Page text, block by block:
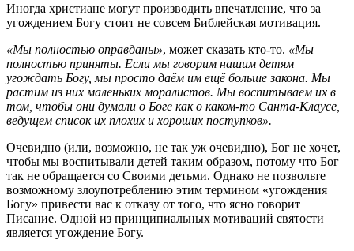
Иногда христиане могут производить впечатление, что за
угождением Богу стоит не совсем Библейская мотивация.
«Мы полностью оправданы», может сказать кто-то. «Мы
полностью приняты. Если мы говорим нашим детям
угождать Богу, мы просто даём им ещё больше закона. Мы
растим из них маленьких моралистов. Мы воспитываем их в
том, чтобы они думали о Боге как о каком-то Санта-Клаусе,
ведущем список их плохих и хороших поступков».
Очевидно (или, возможно, не так уж очевидно), Бог не хочет,
чтобы мы воспитывали детей таким образом, потому что Бог
так не обращается со Своими детьми. Однако не позвольте
возможному злоупотреблению этим термином «угождения
Богу» привести вас к отказу от того, что ясно говорит
Писание. Одной из принципиальных мотиваций святости
является угождение Богу.